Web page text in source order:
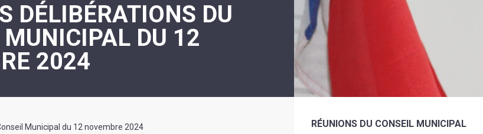
LA
POLICE
SÉCURITÉ
/
RISQUES
MAJEURS
VENIR
À
DÉLIBÉRATIONS DU
MUNICIPAL DU 12
2024
Municipal du 12 novembre 2024 RÉUNIONS DU CONSEIL MUNICIPAL